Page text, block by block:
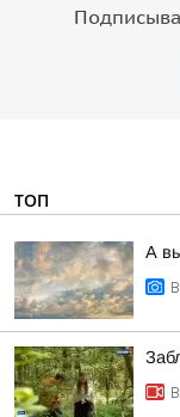
ТОП
А